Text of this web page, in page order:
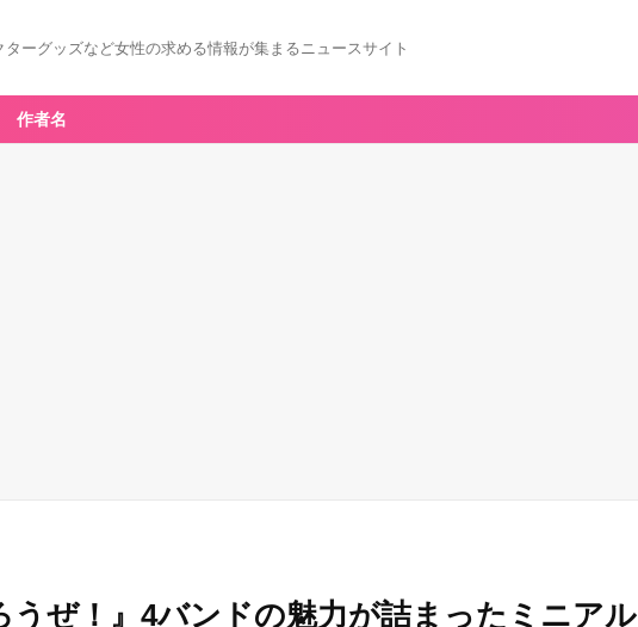
ーグッズなど女性の求める情報が集まるニュースサイト
作者名
うぜ！』4バンドの魅力が詰まったミニアル